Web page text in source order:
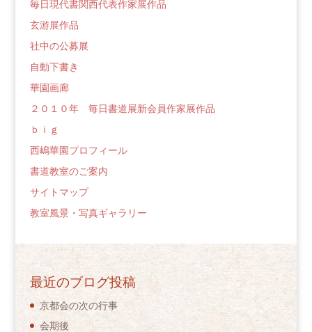
毎日現代書関西代表作家展作品
玄游展作品
社中の公募展
自動下書き
華園画廊
２０１０年 毎日書道展新会員作家展作品
ｂｉｇ
西嶋華園プロフィール
書道教室のご案内
サイトマップ
教室風景・写真ギャラリー
最近のブログ投稿
京都会の次の行事
会期後